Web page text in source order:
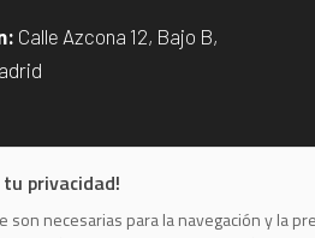
Calle Azcona 12, Bajo B,
privacidad!
necesarias para la navegación y la